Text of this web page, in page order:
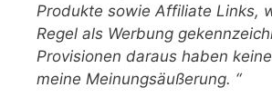
Produkte sowie Affiliate Links,
Regel als Werbung
Provisionen daraus haben
meine Meinungsäußerung. “